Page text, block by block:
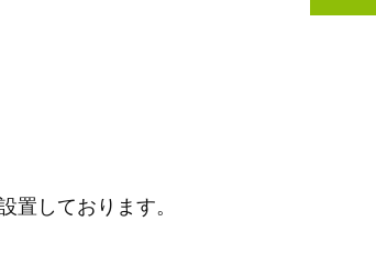
置しております。